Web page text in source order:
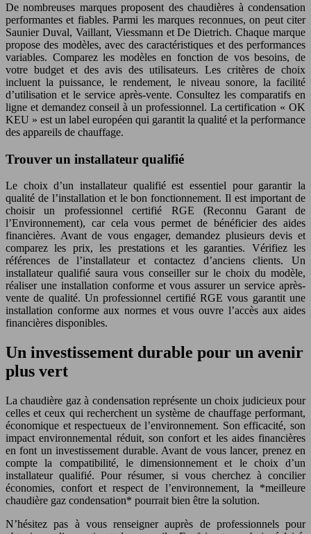
De nombreuses marques proposent des chaudières à condensation
performantes et fiables. Parmi les marques reconnues, on peut citer
Saunier Duval, Vaillant, Viessmann et De Dietrich. Chaque marque
propose des modèles, avec des caractéristiques et des performances
variables. Comparez les modèles en fonction de vos besoins, de
votre budget et des avis des utilisateurs. Les critères de choix
incluent la puissance, le rendement, le niveau sonore, la facilité
d’utilisation et le service après-vente. Consultez les comparatifs en
ligne et demandez conseil à un professionnel. La certification « OK
KEU » est un label européen qui garantit la qualité et la performance
des appareils de chauffage.
Trouver un installateur qualifié
Le choix d’un installateur qualifié est essentiel pour garantir la
qualité de l’installation et le bon fonctionnement. Il est important de
choisir un professionnel certifié RGE (Reconnu Garant de
l’Environnement), car cela vous permet de bénéficier des aides
financières. Avant de vous engager, demandez plusieurs devis et
comparez les prix, les prestations et les garanties. Vérifiez les
références de l’installateur et contactez d’anciens clients. Un
installateur qualifié saura vous conseiller sur le choix du modèle,
réaliser une installation conforme et vous assurer un service après-
vente de qualité. Un professionnel certifié RGE vous garantit une
installation conforme aux normes et vous ouvre l’accès aux aides
financières disponibles.
Un investissement durable pour un avenir
plus vert
La chaudière gaz à condensation représente un choix judicieux pour
celles et ceux qui recherchent un système de chauffage performant,
économique et respectueux de l’environnement. Son efficacité, son
impact environnemental réduit, son confort et les aides financières
en font un investissement durable. Avant de vous lancer, prenez en
compte la compatibilité, le dimensionnement et le choix d’un
installateur qualifié. Pour résumer, si vous cherchez à concilier
économies, confort et respect de l’environnement, la *meilleure
chaudière gaz condensation* pourrait bien être la solution.
N’hésitez pas à vous renseigner auprès de professionnels pour